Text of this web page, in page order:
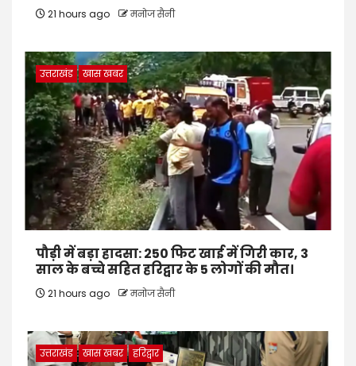
21 hours ago मनोज सैनी
उत्तराखंड खास खबर
पौड़ी में बड़ा हादसा: 250 फिट खाई में गिरी कार, 3
साल के बच्चे सहित हरिद्वार के 5 लोगों की मौत।
21 hours ago मनोज सैनी
उत्तराखंड खास खबर हरिद्वार